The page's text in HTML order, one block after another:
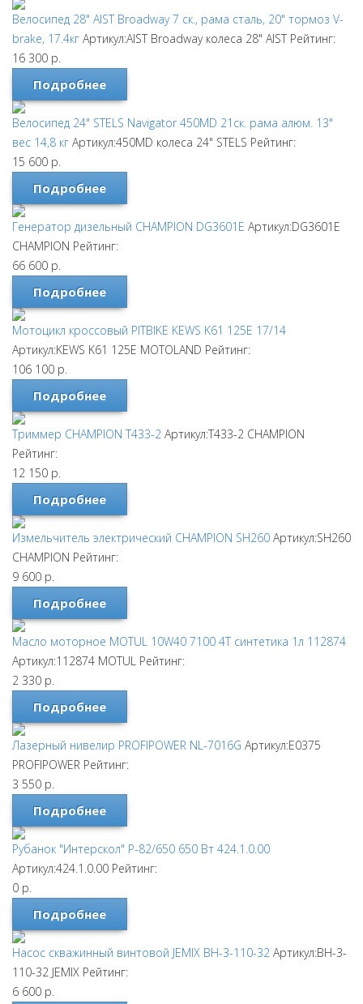
Велосипед 28" AIST Broadway 7 ск., рама сталь, 20" тормоз V-
brake, 17.4кг Артикул:AIST Broadway колеса 28" AIST Рейтинг:
16 300 р.
Подробнее
Велосипед 24" STELS Navigator 450MD 21ск. рама алюм. 13"
вес 14,8 кг Артикул:450MD колеса 24" STELS Рейтинг:
15 600 р.
Подробнее
Генератор дизельный CHAMPION DG3601E Артикул:DG3601E
CHAMPION Рейтинг:
66 600 р.
Подробнее
Мотоцикл кроссовый PITBIKE KEWS K61 125E 17/14
Артикул:KEWS K61 125E MOTOLAND Рейтинг:
106 100 р.
Подробнее
Триммер CHAMPION T433-2 Артикул:T433-2 CHAMPION
Рейтинг:
12 150 р.
Подробнее
Измельчитель электрический CHAMPION SH260 Артикул:SH260
CHAMPION Рейтинг:
9 600 р.
Подробнее
Масло моторное MOTUL 10W40 7100 4T синтетика 1л 112874
Артикул:112874 MOTUL Рейтинг:
2 330 р.
Подробнее
Лазерный нивелир PROFIPOWER NL-7016G Артикул:E0375
PROFIPOWER Рейтинг:
3 550 р.
Подробнее
Рубанок "Интерскол" Р-82/650 650 Вт 424.1.0.00
Артикул:424.1.0.00 Рейтинг:
0 р.
Подробнее
Насос скважинный винтовой JEMIX ВН-3-110-32 Артикул:ВН-3-
110-32 JEMIX Рейтинг:
6 600 р.